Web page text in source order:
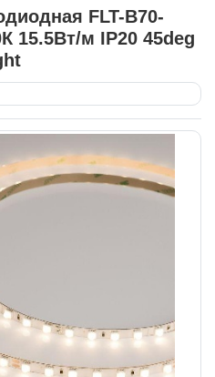
FLT-B70-
15.5Вт/м IP20 45deg